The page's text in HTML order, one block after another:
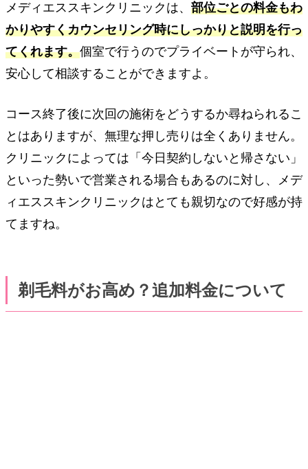
メディエススキンクリニックは、 部位ごとの料金もわ
かりやすくカウンセリング時にしっかりと説明を行っ
てくれます。個室で行うのでプライベートが守られ、
安心して相談することができますよ。
コース終了後に次回の施術をどうするか尋ねられるこ
とはありますが、無理な押し売りは全くありません。
クリニックによっては「今日契約しないと帰さない」
といった勢いで営業される場合もあるのに対し、メデ
ィエススキンクリニックはとても親切なので好感が持
てますね。
剃毛料がお高め？追加料金について